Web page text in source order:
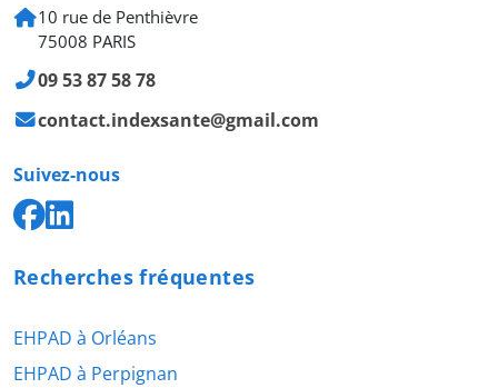
10 rue de Penthièvre
75008 PARIS
09 53 87 58 78
contact.indexsante@gmail.com
Suivez-nous
Recherches fréquentes
EHPAD à Orléans
EHPAD à Perpignan